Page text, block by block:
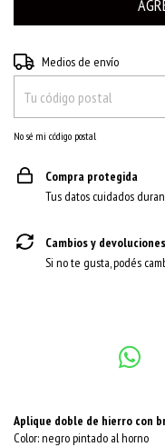
Entregas para el CP:
Medios de envío
No sé mi código postal
Compra protegida
Tus datos cuidados
Cambios y devoluciones
Si no te gusta, podés
Aplique doble de hierro con
Color: negro pintado al horno